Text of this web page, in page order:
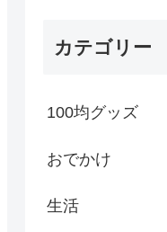
カテゴリー
100均グッズ
おでかけ
生活